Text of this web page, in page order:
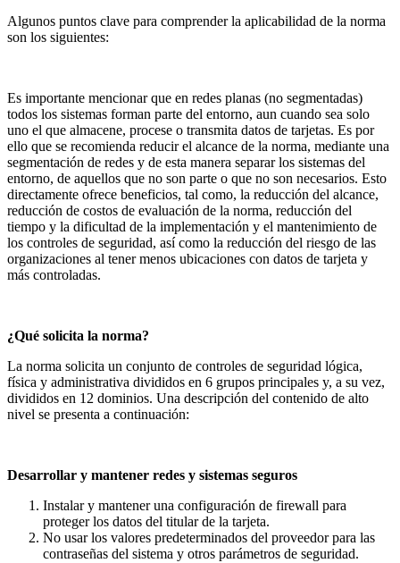
Algunos puntos clave para comprender la aplicabilidad de la norma
son los siguientes:
Es importante mencionar que en redes planas (no segmentadas)
todos los sistemas forman parte del entorno, aun cuando sea solo
uno el que almacene, procese o transmita datos de tarjetas. Es por
ello que se recomienda reducir el alcance de la norma, mediante una
segmentación de redes y de esta manera separar los sistemas del
entorno, de aquellos que no son parte o que no son necesarios. Esto
directamente ofrece beneficios, tal como, la reducción del alcance,
reducción de costos de evaluación de la norma, reducción del
tiempo y la dificultad de la implementación y el mantenimiento de
los controles de seguridad, así como la reducción del riesgo de las
organizaciones al tener menos ubicaciones con datos de tarjeta y
más controladas.
¿Qué solicita la norma?
La norma solicita un conjunto de controles de seguridad lógica,
física y administrativa divididos en 6 grupos principales y, a su vez,
divididos en 12 dominios. Una descripción del contenido de alto
nivel se presenta a continuación:
Desarrollar y mantener redes y sistemas seguros
Instalar y mantener una configuración de firewall para
proteger los datos del titular de la tarjeta.
No usar los valores predeterminados del proveedor para las
contraseñas del sistema y otros parámetros de seguridad.